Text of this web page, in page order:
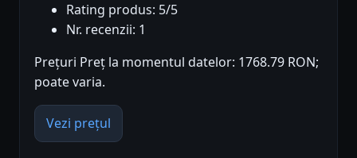
Rating produs: 5/5
Nr. recenzii: 1
Prețuri Preț la momentul datelor: 1768.79 RON;
poate varia.
Vezi prețul